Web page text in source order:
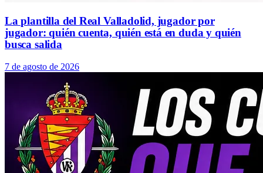
La plantilla del Real Valladolid, jugador por
jugador: quién cuenta, quién está en duda y quién
busca salida
7 de agosto de 2026